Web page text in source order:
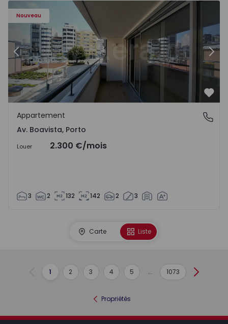
Nouveau
Appartement T2 Porto, Av. Boavista - 1575454 - 7
Précédent
Av. Boavista, Porto
Appartement
Av. Boavista, Porto
Louer 2.300 €/mois
3 2 132 142 2 3
Carte Liste
Précédent
1 2 3 4 5 ... 1073 Suivant
Propriétés